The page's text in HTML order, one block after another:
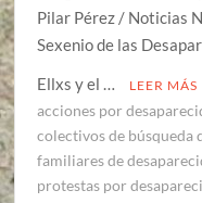
Pilar Pérez / Noticias
Sexenio de las
Ellxs y el …
LEER MÁS
acciones por
colectivos de búsqueda
familiares de
protestas por